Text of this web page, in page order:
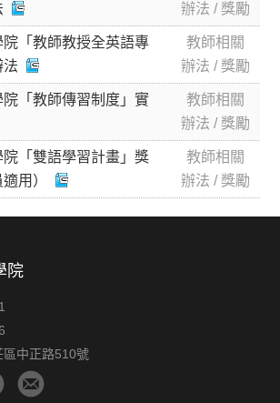
辦法 / 獎勵
「教師教授全英語專
法
教師相關
辦法 / 獎勵
「教師傳習制度」實
教師相關
辦法 / 獎勵
「雙語學習計畫」獎
用）
教師相關
辦法 / 獎勵
院
中正路510號